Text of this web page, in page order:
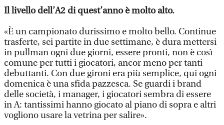
Il livello dell’A2 di quest’anno è molto alto.
«È un campionato durissimo e molto bello. Continue
trasferte, sei partite in due settimane, è dura mettersi
in pullman ogni due giorni, essere pronti, non è così
comune per tutti i giocatori, ancor meno per tanti
debuttanti. Con due gironi era più semplice, qui ogni
domenica è una sfida pazzesca. Se guardi i brand
delle società, i manager, i giocatori sembra di essere
in A: tantissimi hanno giocato al piano di sopra e altri
vogliono usare la vetrina per salire».